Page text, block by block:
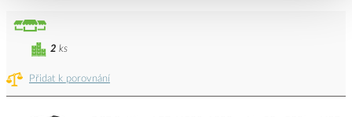
Přidat k porovnání
2 ks